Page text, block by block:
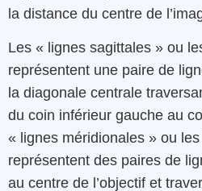
la distance du centre de
Les « lignes sagittales » ou
représentent une paire de
la diagonale centrale
du coin inférieur gauche au
« lignes méridionales » ou
représentent des paires de
au centre de l’objectif et